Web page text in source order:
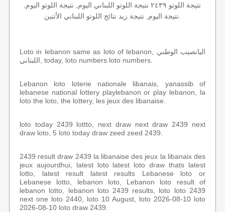
نتيجة اللوتو ٢٤٣٩ نتيجة اللوتو اللبناني اليوم, نتيجة اللوتو اليوم,
Loto in lebanon same as loto of lebanon, اليانصيب الوطني
اللبناني, today, loto numbers loto numbers.
Lebanon loto loterie nationale libanais, yanassib of
lebanese national lottery playlebanon or play lebanon, la
loto the loto, the lottery, les jeux des libanaise.
loto today 2439 lottto, next draw next draw 2439 next
draw loto, 5 loto today draw zeed zeed 2439.
2439 result draw 2439 la libanaise des jeux la libanaix des
jeux aujourdhui, latest loto latest loto draw thats latest
lotto, latest result latest results Lebanese loto or
Lebanese lotto, lebanon loto, Lebanon loto result of
lebanon lotto, lebanon loto 2439 results, loto loto 2439
next one loto 2440, loto 10 August, loto 2026-08-10 loto
2026-08-10 loto draw 2439.